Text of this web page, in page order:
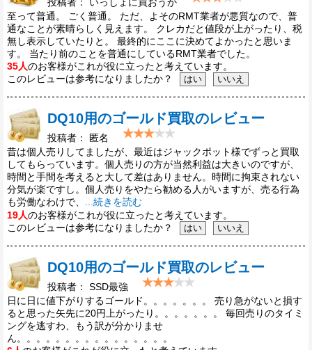
至って普通。 ごく普通。 ただ、よそのRMT業者が悪質なので、普
通なことが素晴らしく見えます。 クレカだと値段が上がったり、税
無し表示していたりと。 最終的にここに決めてよかったと思いま
す。 当たり前のことを普通にしているRMT業者でした。
35人のお客様がこれが役に立ったと考えています。
このレビューは参考になりましたか？
DQ10用のゴールド買取のレビュー
投稿者： 匿名
昔は個人売りしてましたが、最近はジャックポット様でずっと買取
してもらっています。個人売りの方が当然利益は大きいのですが、
時間と手間を考えると大して差はありません。時間に拘束されない
分気が楽ですし。個人売りをやたら勧める人がいますが、売る行為
も労働なわけで、
...続きを読む
19人のお客様がこれが役に立ったと考えています。
このレビューは参考になりましたか？
DQ10用のゴールド買取のレビュー
投稿者： SSD最強
日に日に値下がりするゴールド。。。。。。。 売り急がないと損す
ると思った矢先に20円上がったり。。。。。。。 毎回売りのタイミ
ングを逃すわ、もう訳が分かりませ
ん。。。。。。。。。。。。。。。。